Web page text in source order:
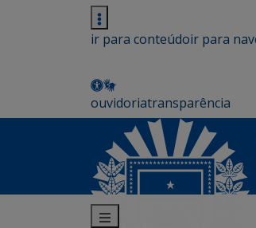
ir para conteúdoir para
ouvidoriatransparência